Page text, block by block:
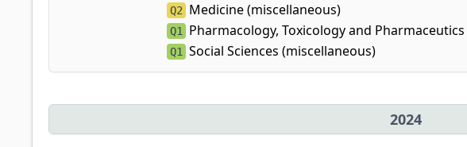
Q2 Medicine (miscellaneous)
Q1 Pharmacology, Toxicology and
Q1 Social Sciences (miscellaneous)
2024